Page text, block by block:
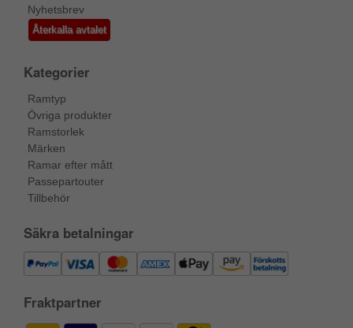
Nyhetsbrev
Återkalla avtalet
Kategorier
Ramtyp
Övriga produkter
Ramstorlek
Märken
Ramar efter mått
Passepartouter
Tillbehör
Säkra betalningar
Fraktpartner